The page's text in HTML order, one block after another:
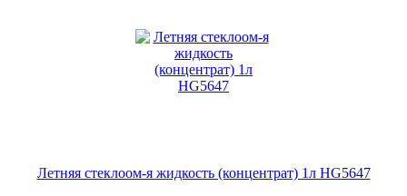
Летняя стеклоом-я жидкость (концентрат) 1л HG5647